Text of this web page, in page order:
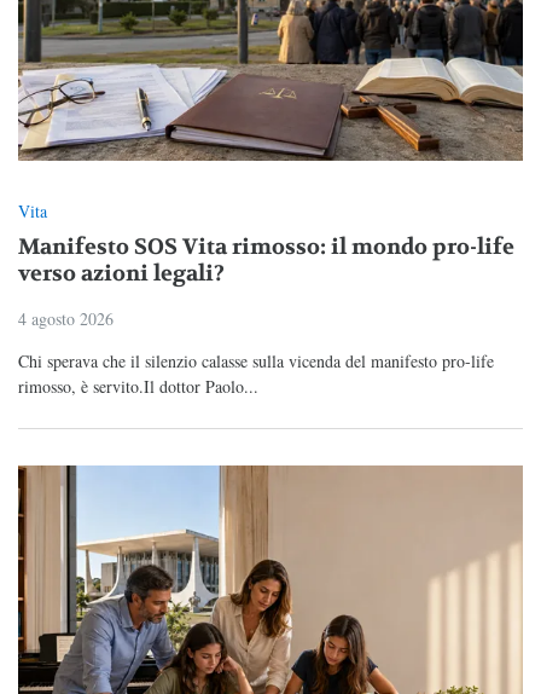
Vita
Manifesto SOS Vita rimosso: il mondo pro-life
verso azioni legali?
4 agosto 2026
Chi sperava che il silenzio calasse sulla vicenda del manifesto pro-life
rimosso, è servito.Il dottor Paolo...